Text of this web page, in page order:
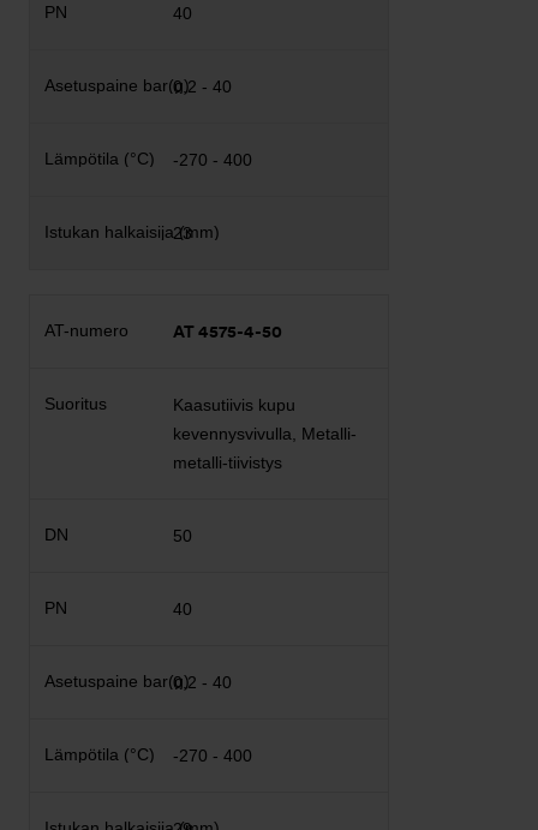
40
0,2 - 40
-270 - 400
23
AT 4575-4-50
Kaasutiivis kupu
kevennysvivulla, Metalli-
metalli-tiivistys
50
40
0,2 - 40
-270 - 400